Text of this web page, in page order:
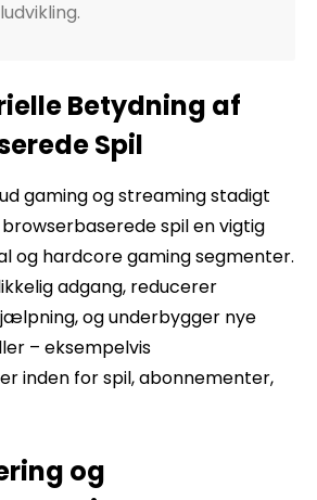
Betydning af
Spil
gaming og streaming stadigt
spil en vigtig
og hardcore gaming segmenter.
adgang, reducerer
og underbygger nye
– eksempelvis
inden for spil, abonnementer,
og